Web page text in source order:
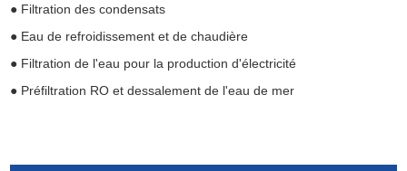
● Filtration des condensats
● Eau de refroidissement et de chaudière
● Filtration de l'eau pour la production d'électricité
● Préfiltration RO et dessalement de l'eau de mer